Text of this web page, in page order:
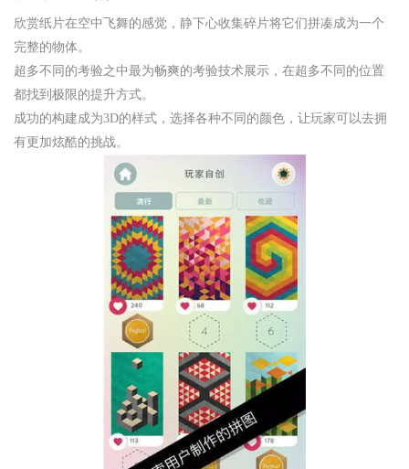
欣赏纸片在空中飞舞的感觉，静下心收集碎片将它们拼凑成为一个
完整的物体。
超多不同的考验之中最为畅爽的考验技术展示，在超多不同的位置
都找到极限的提升方式。
成功的构建成为3D的样式，选择各种不同的颜色，让玩家可以去拥
有更加炫酷的挑战。